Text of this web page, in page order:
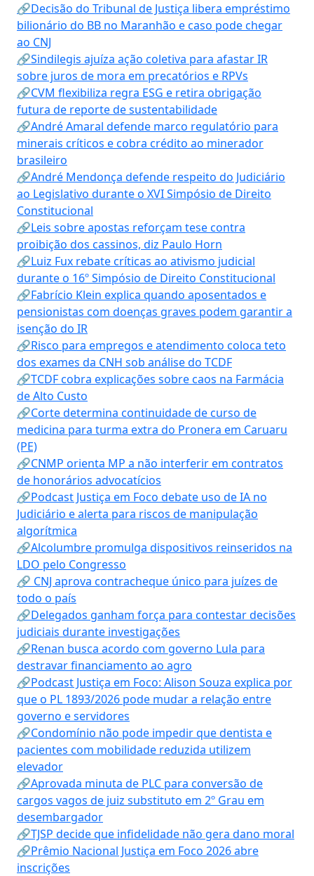
🔗Decisão do Tribunal de Justiça libera empréstimo
bilionário do BB no Maranhão e caso pode chegar
ao CNJ
🔗Sindilegis ajuíza ação coletiva para afastar IR
sobre juros de mora em precatórios e RPVs
🔗CVM flexibiliza regra ESG e retira obrigação
futura de reporte de sustentabilidade
🔗André Amaral defende marco regulatório para
minerais críticos e cobra crédito ao minerador
brasileiro
🔗André Mendonça defende respeito do Judiciário
ao Legislativo durante o XVI Simpósio de Direito
Constitucional
🔗Leis sobre apostas reforçam tese contra
proibição dos cassinos, diz Paulo Horn
🔗Luiz Fux rebate críticas ao ativismo judicial
durante o 16º Simpósio de Direito Constitucional
🔗Fabrício Klein explica quando aposentados e
pensionistas com doenças graves podem garantir a
isenção do IR
🔗Risco para empregos e atendimento coloca teto
dos exames da CNH sob análise do TCDF
🔗TCDF cobra explicações sobre caos na Farmácia
de Alto Custo
🔗Corte determina continuidade de curso de
medicina para turma extra do Pronera em Caruaru
(PE)
🔗CNMP orienta MP a não interferir em contratos
de honorários advocatícios
🔗Podcast Justiça em Foco debate uso de IA no
Judiciário e alerta para riscos de manipulação
algorítmica
🔗Alcolumbre promulga dispositivos reinseridos na
LDO pelo Congresso
🔗 CNJ aprova contracheque único para juízes de
todo o país
🔗Delegados ganham força para contestar decisões
judiciais durante investigações
🔗Renan busca acordo com governo Lula para
destravar financiamento ao agro
🔗Podcast Justiça em Foco: Alison Souza explica por
que o PL 1893/2026 pode mudar a relação entre
governo e servidores
🔗Condomínio não pode impedir que dentista e
pacientes com mobilidade reduzida utilizem
elevador
🔗Aprovada minuta de PLC para conversão de
cargos vagos de juiz substituto em 2º Grau em
desembargador
🔗TJSP decide que infidelidade não gera dano moral
🔗Prêmio Nacional Justiça em Foco 2026 abre
inscrições